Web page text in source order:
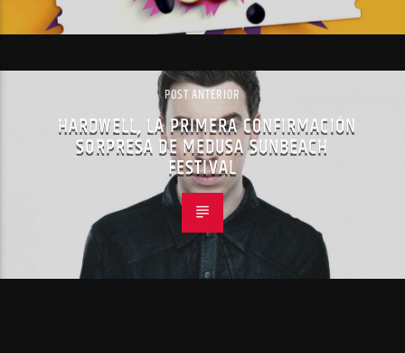
POST ANTERIOR
HARDWELL, LA PRIMERA CONFIRMACIÓN
SORPRESA DE MEDUSA SUNBEACH
FESTIVAL